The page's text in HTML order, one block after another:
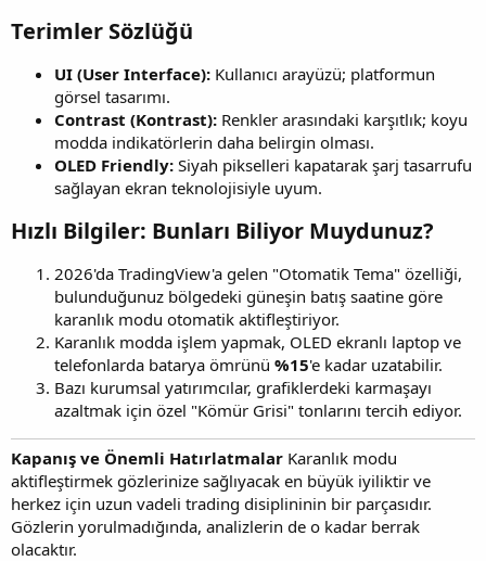
Terimler Sözlüğü​
UI (User Interface): Kullanıcı arayüzü; platformun
görsel tasarımı.
Contrast (Kontrast): Renkler arasındaki karşıtlık; koyu
modda indikatörlerin daha belirgin olması.
OLED Friendly: Siyah pikselleri kapatarak şarj tasarrufu
sağlayan ekran teknolojisiyle uyum.
Hızlı Bilgiler: Bunları Biliyor Muydunuz?​
2026'da TradingView'a gelen "Otomatik Tema" özelliği,
bulunduğunuz bölgedeki güneşin batış saatine göre
karanlık modu otomatik aktifleştiriyor.
Karanlık modda işlem yapmak, OLED ekranlı laptop ve
telefonlarda batarya ömrünü %15'e kadar uzatabilir.
Bazı kurumsal yatırımcılar, grafiklerdeki karmaşayı
azaltmak için özel "Kömür Grisi" tonlarını tercih ediyor.
Kapanış ve Önemli Hatırlatmalar Karanlık modu
aktifleştirmek gözlerinize sağlıyacak en büyük iyiliktir ve
herkez için uzun vadeli trading disiplininin bir parçasıdır.
Gözlerin yorulmadığında, analizlerin de o kadar berrak
olacaktır.